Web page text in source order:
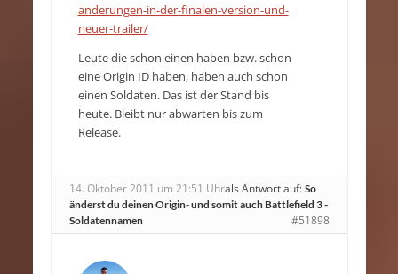
anderungen-in-der-finalen-version-und-
neuer-trailer/
Leute die schon einen haben bzw. schon
eine Origin ID haben, haben auch schon
einen Soldaten. Das ist der Stand bis
heute. Bleibt nur abwarten bis zum
Release.
14. Oktober 2011 um 21:51 Uhrals Antwort auf: So
änderst du deinen Origin- und somit auch Battlefield 3 -
Soldatennamen
#51898